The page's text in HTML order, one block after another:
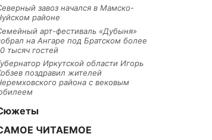
завоз начался в Мамско-
районе
арт-фестиваль «Дубыня»
на Ангаре под Братском более
тысяч гостей
Иркутской области Игорь
поздравил жителей
района с вековым
ЧИТАЕМОЕ